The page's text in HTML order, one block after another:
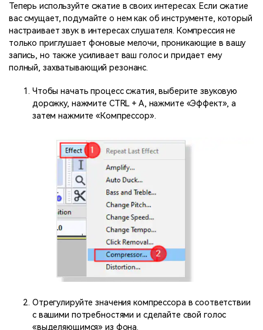
Теперь используйте сжатие в своих интересах. Если сжатие
вас смущает, подумайте о нем как об инструменте, который
настраивает звук в интересах слушателя. Компрессия не
только приглушает фоновые мелочи, проникающие в вашу
запись, но также усиливает ваш голос и придает ему
полный, захватывающий резонанс.
Чтобы начать процесс сжатия, выберите звуковую
дорожку, нажмите CTRL + A, нажмите «Эффект», а
затем нажмите «Компрессор».
Отрегулируйте значения компрессора в соответствии
с вашими потребностями и сделайте свой голос
«выделяющимся» из фона.